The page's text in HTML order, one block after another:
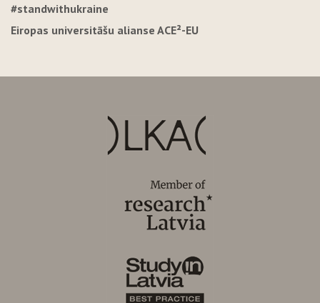
#standwithukraine
Eiropas universitāšu alianse ACE²-EU